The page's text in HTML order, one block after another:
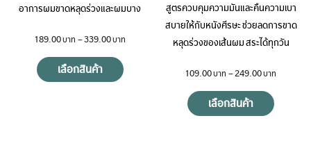
อาการผมขาดหลุดร่วงและผมบาง
189.00 –339.00
เลือกสินค้า
สูตรควบคุมความมันและคืนความเบา
สบายให้กับหนังศีรษะ ช่วยลดการขาด
หลุดร่วงของเส้นผม สระได้ทุกวัน
109.00 –249.00
เลือกสินค้า